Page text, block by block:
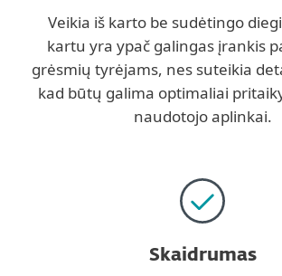
Veikia iš karto be sudėtingo
kartu yra ypač galingas įrankis
grėsmių tyrėjams, nes suteikia
kad būtų galima optimaliai
naudotojo aplinkai.
Skaidrumas